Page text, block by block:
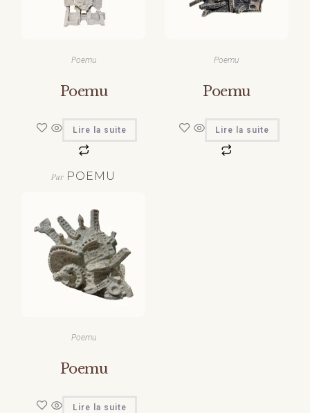
Poemu
Poemu
Lire la suite
Poemu
Poemu
Lire la suite
Par POEMU
Poemu
Poemu
Lire la suite